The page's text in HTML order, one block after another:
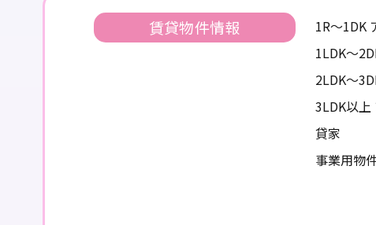
賃貸物件情報
1R～1DK
1LDK～
2LDK～
3LDK以上
貸家
事業用物